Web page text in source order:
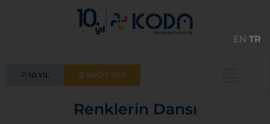
10.YIL BAĞIŞ YAP
Renklerin Dansı
EN TR